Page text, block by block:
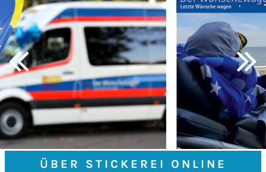
ÜBER STICKEREI ONLINE